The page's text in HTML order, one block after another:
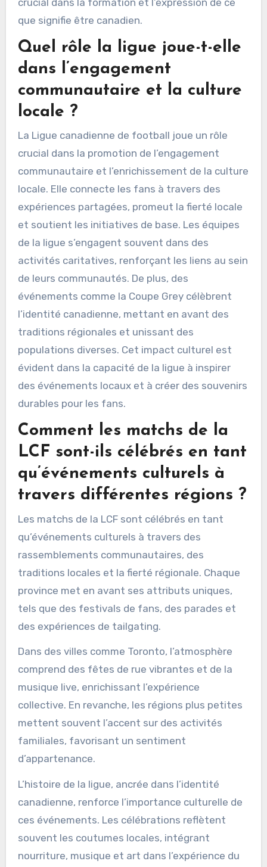
crucial dans la formation et l’expression de ce
que signifie être canadien.
Quel rôle la ligue joue-t-elle
dans l’engagement
communautaire et la culture
locale ?
La Ligue canadienne de football joue un rôle
crucial dans la promotion de l’engagement
communautaire et l’enrichissement de la culture
locale. Elle connecte les fans à travers des
expériences partagées, promeut la fierté locale
et soutient les initiatives de base. Les équipes
de la ligue s’engagent souvent dans des
activités caritatives, renforçant les liens au sein
de leurs communautés. De plus, des
événements comme la Coupe Grey célèbrent
l’identité canadienne, mettant en avant des
traditions régionales et unissant des
populations diverses. Cet impact culturel est
évident dans la capacité de la ligue à inspirer
des événements locaux et à créer des souvenirs
durables pour les fans.
Comment les matchs de la
LCF sont-ils célébrés en tant
qu’événements culturels à
travers différentes régions ?
Les matchs de la LCF sont célébrés en tant
qu’événements culturels à travers des
rassemblements communautaires, des
traditions locales et la fierté régionale. Chaque
province met en avant ses attributs uniques,
tels que des festivals de fans, des parades et
des expériences de tailgating.
Dans des villes comme Toronto, l’atmosphère
comprend des fêtes de rue vibrantes et de la
musique live, enrichissant l’expérience
collective. En revanche, les régions plus petites
mettent souvent l’accent sur des activités
familiales, favorisant un sentiment
d’appartenance.
L’histoire de la ligue, ancrée dans l’identité
canadienne, renforce l’importance culturelle de
ces événements. Les célébrations reflètent
souvent les coutumes locales, intégrant
nourriture, musique et art dans l’expérience du